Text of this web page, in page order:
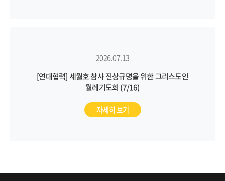
2026.07.13
[연대협력] 세월호 참사 진상규명을 위한 그리스도인
월례기도회 (7/16)
자세히 보기